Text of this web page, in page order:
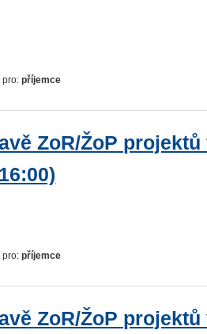
pro:příjemce
ZoR/ŽoP projektů
pro:příjemce
ZoR/ŽoP projektů